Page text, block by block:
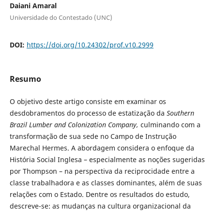
Daiani Amaral
Universidade do Contestado (UNC)
DOI: https://doi.org/10.24302/prof.v10.2999
Resumo
O objetivo deste artigo consiste em examinar os
desdobramentos do processo de estatização da Southern
Brazil Lumber and Colonization Company, culminando com a
transformação de sua sede no Campo de Instrução
Marechal Hermes. A abordagem considera o enfoque da
História Social Inglesa – especialmente as noções sugeridas
por Thompson – na perspectiva da reciprocidade entre a
classe trabalhadora e as classes dominantes, além de suas
relações com o Estado. Dentre os resultados do estudo,
descreve-se: as mudanças na cultura organizacional da